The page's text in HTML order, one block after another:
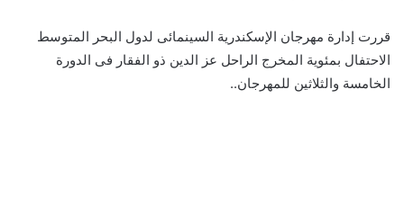
قررت إدارة مهرجان الإسكندرية السينمائى لدول البحر المتوسط
الاحتفال بمئوية المخرج الراحل عز الدين ذو الفقار فى الدورة
الخامسة والثلاثين للمهرجان..